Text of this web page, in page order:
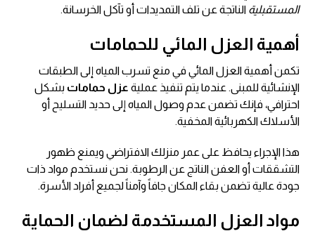
المستقبلية الناتجة عن تلف التمديدات أو تآكل الخرسانة.
أهمية العزل المائي للحمامات
تكمن أهمية العزل المائي في منع تسرب المياه إلى الطبقات
الإنشائية للمبنى. عندما يتم تنفيذ عملية عزل حمامات بشكل
احترافي، فإنك تضمن عدم وصول المياه إلى حديد التسليح أو
الأسلاك الكهربائية المخفية.
هذا الإجراء يحافظ على عمر منزلك الافتراضي ويمنع ظهور
التشققات أو العفن الناتج عن الرطوبة. نحن نستخدم مواد ذات
جودة عالية تضمن بقاء المكان جافاً وآمناً لجميع أفراد الأسرة.
مواد العزل المستخدمة لضمان الحماية